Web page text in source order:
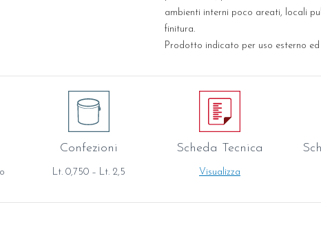
ambienti interni poco areati, locali
finitura.
Prodotto indicato per uso esterno ed
Confezioni
Lt. 0,750 – Lt. 2,5
Scheda Tecnica
Visualizza